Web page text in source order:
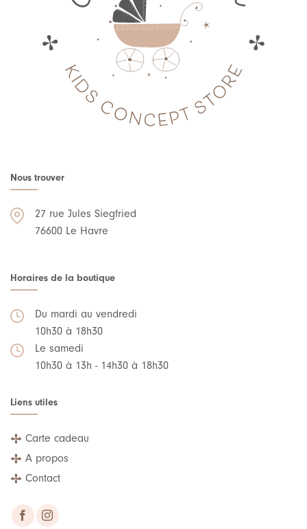
Nous trouver
27 rue Jules Siegfried
76600 Le Havre
Horaires de la boutique
Du mardi au vendredi
10h30 à 18h30
Le samedi
10h30 à 13h - 14h30 à 18h30
Liens utiles
Carte cadeau
A propos
Contact